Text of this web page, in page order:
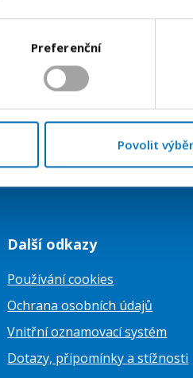
Preferenční
Povolit výběr
Odeslat
Další odkazy
Používání cookies
Ochrana osobních údajů
Vnitřní oznamovací systém
Dotazy, připomínky a stížnosti